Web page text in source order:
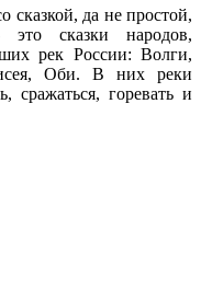
сказкой, да не простой,
сказки народов,
рек России: Волги,
Оби. В них реки
горевать и